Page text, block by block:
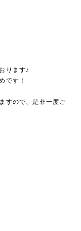
ります♪
です！
すので、是非一度ご